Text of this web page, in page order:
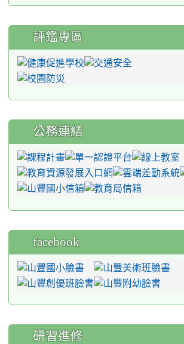
評鑑專區
公務連結
facebook
研習進修